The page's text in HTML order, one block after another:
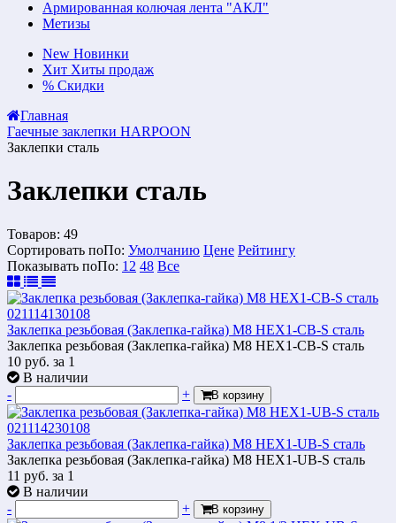
Армированная колючая лента "АКЛ"
Метизы
New Новинки
Хит Хиты продаж
% Скидки
Главная
Гаечные заклепки HARPOON
Заклепки сталь
Заклепки сталь
Товаров: 49
Сортировать поПо: Умолчанию Цене Рейтингу
Показывать поПо: 12 48 Все
Заклепка резьбовая (Заклепка-гайка) М8 HEX1-СB-S сталь
Заклепка резьбовая (Заклепка-гайка) М8 HEX1-СB-S сталь
10 руб. за 1
В наличии
-
+ В корзину
Заклепка резьбовая (Заклепка-гайка) М8 HEX1-UB-S сталь
Заклепка резьбовая (Заклепка-гайка) М8 HEX1-UB-S сталь
11 руб. за 1
В наличии
-
+ В корзину